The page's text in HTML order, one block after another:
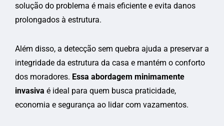
solução do problema é mais eficiente e evita danos
prolongados à estrutura.
Além disso, a detecção sem quebra ajuda a preservar a
integridade da estrutura da casa e mantém o conforto
dos moradores. Essa abordagem minimamente
invasiva é ideal para quem busca praticidade,
economia e segurança ao lidar com vazamentos.